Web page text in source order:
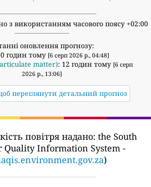
з використанням часового поясу +02:00
оновлення прогнозу:
годин тому [6 серп 2026 р., 04:48]
matter): 12 годин тому [6 серп
2026 р., 13:06]
переглянути детальний прогноз
повітря надано: the South
Information System -
)